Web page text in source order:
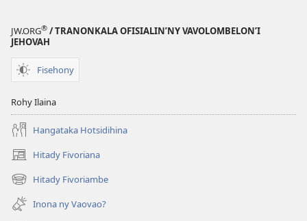
JW.ORG® / TRANONKALA OFISIALIN’NY VAVOLOMBELON’I
JEHOVAH
Fisehony
Rohy Ilaina
Hangataka Hotsidihina
Hitady Fivoriana
(manokatra
rohy) Hitady Fivoriambe
(manokatra
rohy) Inona ny Vaovao?